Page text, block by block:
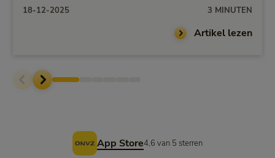
18-12-2025 3 MINUTEN
Artikel lezen
App Store4,6 van 5 sterren